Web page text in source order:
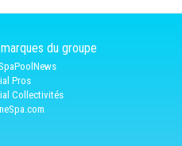
du groupe
Pros
Collectivités